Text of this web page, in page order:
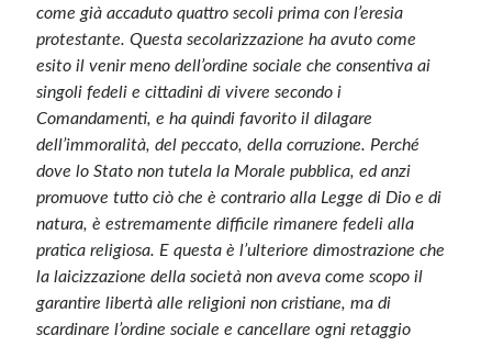
come già accaduto quattro secoli prima con l’eresia
protestante. Questa secolarizzazione ha avuto come
esito il venir meno dell’ordine sociale che consentiva ai
singoli fedeli e cittadini di vivere secondo i
Comandamenti, e ha quindi favorito il dilagare
dell’immoralità, del peccato, della corruzione. Perché
dove lo Stato non tutela la Morale pubblica, ed anzi
promuove tutto ciò che è contrario alla Legge di Dio e di
natura, è estremamente difficile rimanere fedeli alla
pratica religiosa. E questa è l’ulteriore dimostrazione che
la laicizzazione della società non aveva come scopo il
garantire libertà alle religioni non cristiane, ma di
scardinare l’ordine sociale e cancellare ogni retaggio